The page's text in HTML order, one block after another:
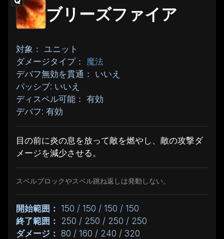
ブリーズファイア
対象： ユニット
ダメージタイプ： 魔法
デバフ無効を貫通： いいえ
パッシブ: いいえ
ディスペル可能： 有効
デバフ: 有効
目の前に炎の息を放って敵を燃やし、敵の攻撃ダ
メージを減少させる。
スペルブロックやスペル跳ね返しは発動しない。
開始範囲： 150 / 150 / 150 / 150
終了範囲：
250 / 250 / 250 / 250
ダメージ： 80 / 160 / 240 / 320